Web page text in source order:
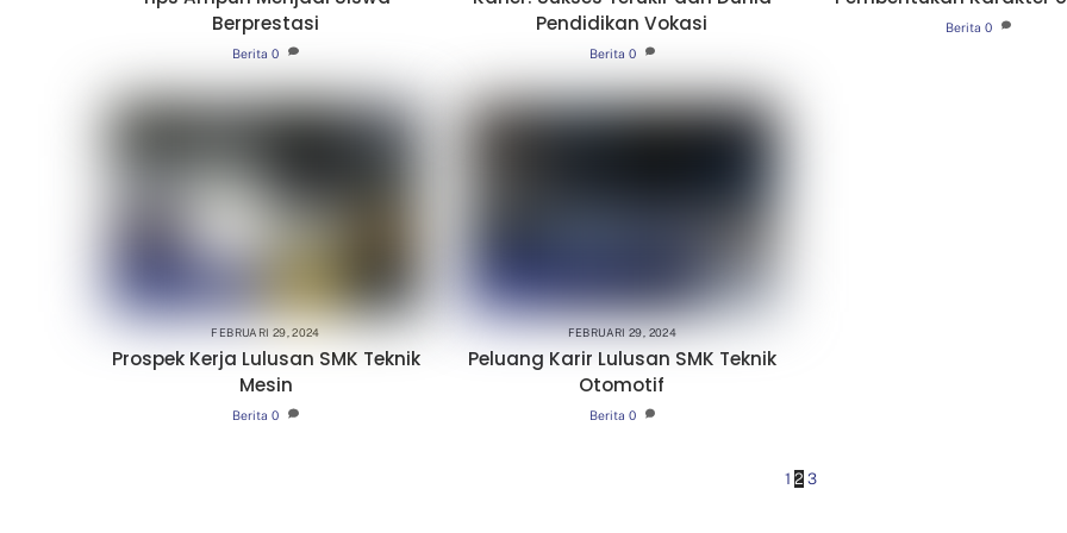
Berprestasi
Berita 0
Pendidikan Vokasi
Berita 0
Berita 0
FEBRUARI 29, 2024
Prospek Kerja Lulusan SMK Teknik
Mesin
Berita 0
FEBRUARI 29, 2024
Peluang Karir Lulusan SMK Teknik
Otomotif
Berita 0
1 2 3